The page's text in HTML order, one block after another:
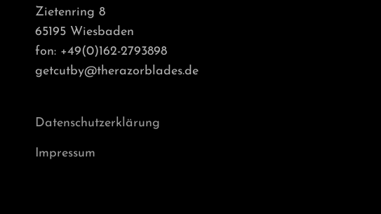
Zietenring 8
65195 Wiesbaden
fon: +49(0)162-2793898
getcutby@therazorblades.de
Datenschutzerklärung
Impressum